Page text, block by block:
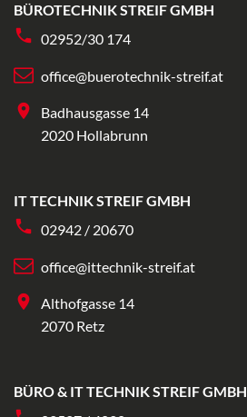
BÜROTECHNIK STREIF GMBH
02952/30 174
office@buerotechnik-streif.at
Badhausgasse 14
2020 Hollabrunn
IT TECHNIK STREIF GMBH
02942 / 20670
office@ittechnik-streif.at
Althofgasse 14
2070 Retz
BÜRO & IT TECHNIK STREIF GMBH